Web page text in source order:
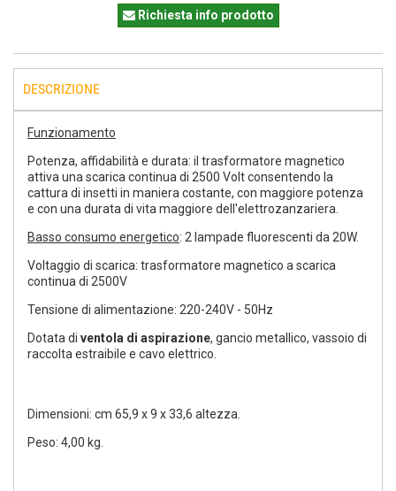
Richiesta info prodotto
DESCRIZIONE
Funzionamento
Potenza, affidabilità e durata: il trasformatore magnetico
attiva una scarica continua di 2500 Volt consentendo la
cattura di insetti in maniera costante, con maggiore potenza
e con una durata di vita maggiore dell'elettrozanzariera.
Basso consumo energetico: 2 lampade fluorescenti da 20W.
Voltaggio di scarica: trasformatore magnetico a scarica
continua di 2500V
Tensione di alimentazione: 220-240V - 50Hz
Dotata di ventola di aspirazione, gancio metallico, vassoio di
raccolta estraibile e cavo elettrico.
Dimensioni: cm 65,9 x 9 x 33,6 altezza.
Peso: 4,00 kg.